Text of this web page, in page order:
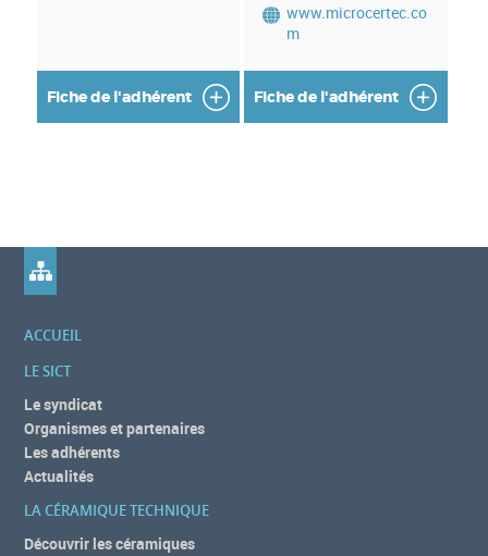
Fiche de l'adhérent
www.microcertec.co
m
Fiche de l'adhérent
ACCUEIL
LE SICT
Le syndicat
Organismes et partenaires
Les adhérents
Actualités
LA CÉRAMIQUE TECHNIQUE
Découvrir les céramiques